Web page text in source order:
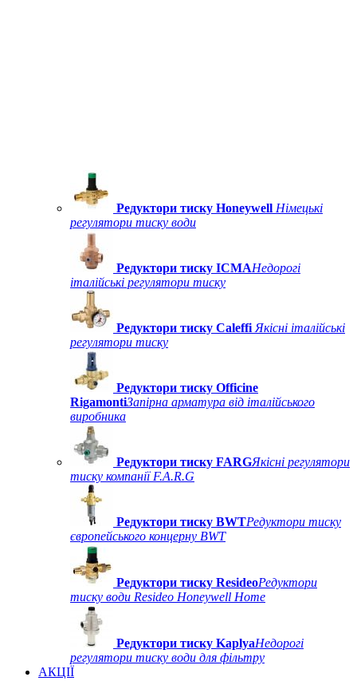
Редуктори тиску Honeywell Німецькі
регулятори тиску води
Редуктори тиску ICMAНедорогі
італійські регулятори тиску
Редуктори тиску Caleffi Якісні італійські
регулятори тиску
Редуктори тиску Officine
RigamontiЗапірна арматура від італійського
виробника
Редуктори тиску FARGЯкісні регулятори
тиску компанії F.A.R.G
Редуктори тиску BWTРедуктори тиску
європейського концерну BWT
Редуктори тиску ResideoРедуктори
тиску води Resideo Honeywell Home
Редуктори тиску KaplyaНедорогі
регулятори тиску води для фільтру
АКЦІЇ